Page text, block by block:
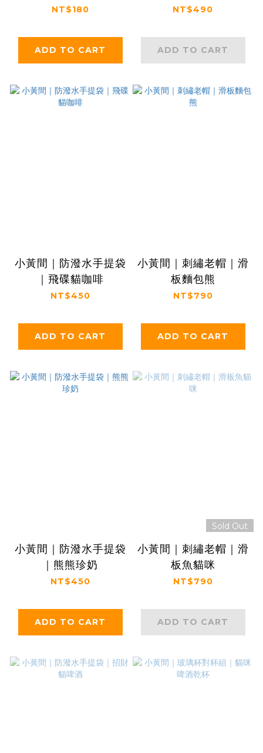
NT$180
ADD TO CART
NT$490
ADD TO CART
小黃間｜防潑水手提袋
｜飛碟貓咖啡
NT$450
ADD TO CART
小黃間｜刺繡老帽｜滑
板麵包熊
NT$790
ADD TO CART
小黃間｜防潑水手提袋
｜熊熊珍奶
NT$450
ADD TO CART
Sold Out
小黃間｜刺繡老帽｜滑
板魚貓咪
NT$790
ADD TO CART